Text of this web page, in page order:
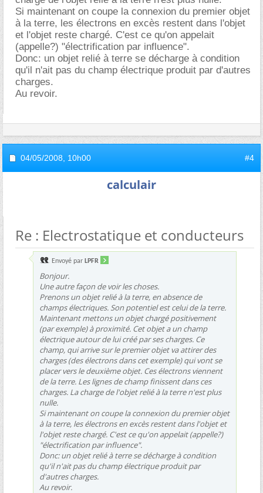
Si maintenant on coupe la connexion du premier objet
à la terre, les électrons en excès restent dans l'objet
et l'objet reste chargé. C'est ce qu'on appelait
(appelle?) "électrification par influence".
Donc: un objet relié à terre se décharge à condition
qu'il n'ait pas du champ électrique produit par d'autres
charges.
Au revoir.
04/05/2008, 10h00 #4
calculair
Re : Electrostatique et conducteurs
Envoyé par LPFR
Bonjour.
Une autre façon de voir les choses.
Prenons un objet relié à la terre, en absence de
champs électriques. Son potentiel est celui de la terre.
Maintenant mettons un objet chargé positivement
(par exemple) à proximité. Cet objet a un champ
électrique autour de lui créé par ses charges. Ce
champ, qui arrive sur le premier objet va attirer des
charges (des électrons dans cet exemple) qui vont se
placer vers le deuxième objet. Ces électrons viennent
de la terre. Les lignes de champ finissent dans ces
charges. La charge de l'objet relié à la terre n'est plus
nulle.
Si maintenant on coupe la connexion du premier objet
à la terre, les électrons en excès restent dans l'objet et
l'objet reste chargé. C'est ce qu'on appelait (appelle?)
"électrification par influence".
Donc: un objet relié à terre se décharge à condition
qu'il n'ait pas du champ électrique produit par
d'autres charges.
Au revoir.